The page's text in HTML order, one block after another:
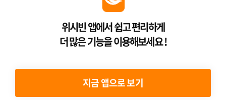
Venture Enterprise위시빈 앱에서 쉽고 편리하게
더 많은 기능을 이용해보세요 !
지금 앱으로 보기